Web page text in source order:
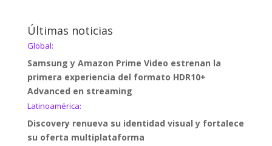
Últimas noticias
Global:
Samsung y Amazon Prime Video estrenan la
primera experiencia del formato HDR10+
Advanced en streaming
Latinoamérica:
Discovery renueva su identidad visual y fortalece
su oferta multiplataforma